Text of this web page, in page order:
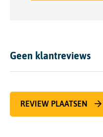
Geen klantreviews
REVIEW PLAATSEN